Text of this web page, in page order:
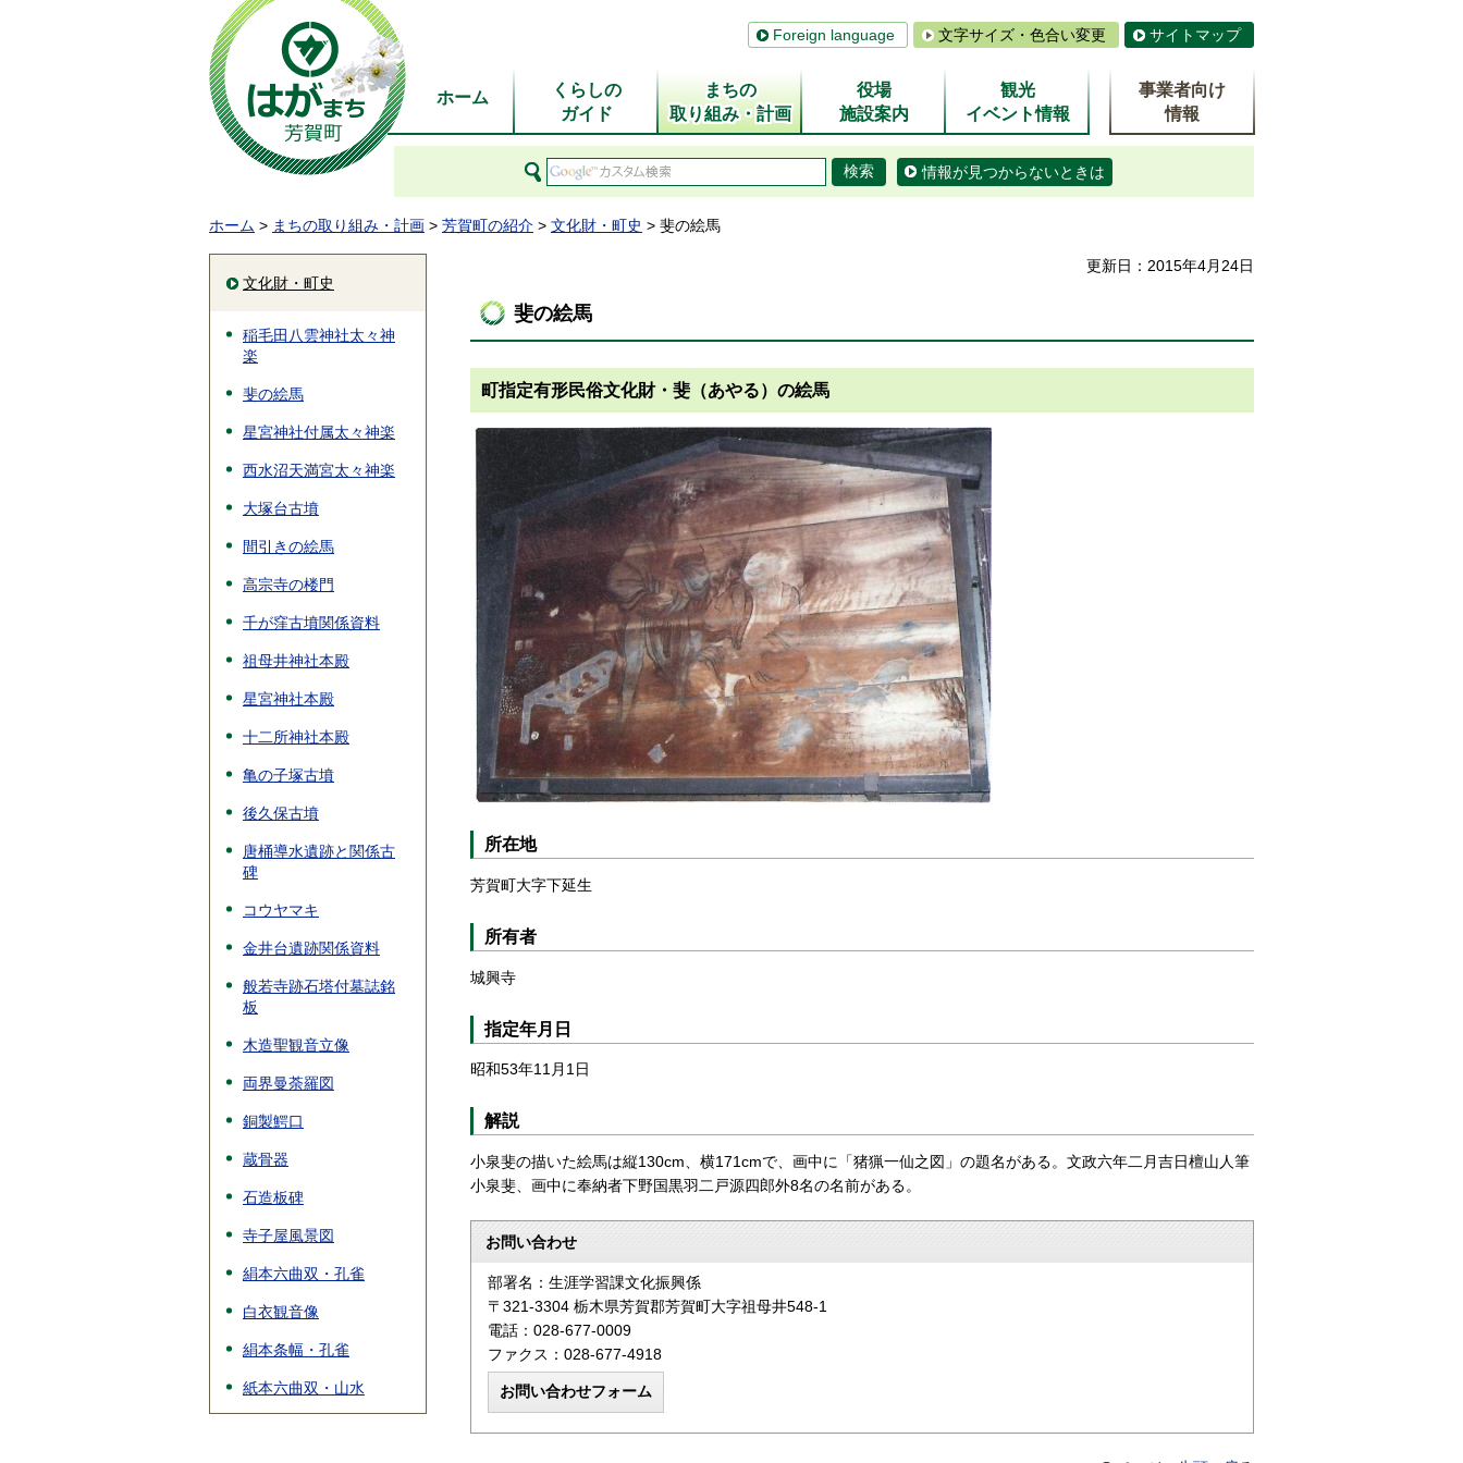
Foreign language 文字サイズ・色合い変更 サイトマップ
ホーム
くらしの
ガイド
まちの
取り組み・計画
役場
施設案内
観光
イベント情報
事業者向け
情報
情報が見つからないときは
ホーム > まちの取り組み・計画 > 芳賀町の紹介 > 文化財・町史 > 斐の絵馬
文化財・町史
稲毛田八雲神社太々神
楽
斐の絵馬
星宮神社付属太々神楽
西水沼天満宮太々神楽
大塚台古墳
間引きの絵馬
高宗寺の楼門
千が窪古墳関係資料
祖母井神社本殿
星宮神社本殿
十二所神社本殿
亀の子塚古墳
後久保古墳
唐桶導水遺跡と関係古
碑
コウヤマキ
金井台遺跡関係資料
般若寺跡石塔付墓誌銘
板
木造聖観音立像
両界曼荼羅図
銅製鰐口
蔵骨器
石造板碑
寺子屋風景図
絹本六曲双・孔雀
白衣観音像
絹本条幅・孔雀
紙本六曲双・山水
更新日：2015年4月24日
斐の絵馬
町指定有形民俗文化財・斐（あやる）の絵馬
所在地
芳賀町大字下延生
所有者
城興寺
指定年月日
昭和53年11月1日
解説
小泉斐の描いた絵馬は縦130cm、横171cmで、画中に「猪猟一仙之図」の題名がある。文政六年二月吉日檀山人筆
小泉斐、画中に奉納者下野国黒羽二戸源四郎外8名の名前がある。
お問い合わせ
部署名：生涯学習課文化振興係
〒321-3304 栃木県芳賀郡芳賀町大字祖母井548-1
電話：028-677-0009
ファクス：028-677-4918